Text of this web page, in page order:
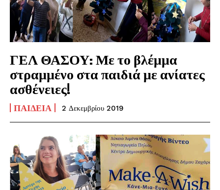
ΓΕΛ ΘΑΣΟΥ: Με το βλέμμα
στραμμένο στα παιδιά με ανίατες
ασθένειες!
ΠΑΙΔΕΊΑ 2 Δεκεμβρίου 2019